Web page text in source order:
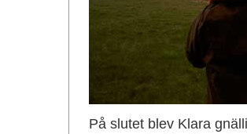
På slutet blev Klara